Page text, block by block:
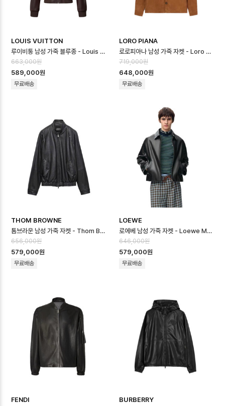
LOUIS VUITTON
루이비통 남성 가죽 블루종 - Louis vuitton Mens Leather Blouso…
663,000원
589,000원
무료배송
LORO PIANA
로로피아나 남성 가죽 자켓 - Loro Piana Mens Leather Jacket - …
719,000원
648,000원
무료배송
THOM BROWNE
톰브라운 남성 가죽 자켓 - Thom Browne Mens Leather Jacket - …
656,000원
579,000원
무료배송
LOEWE
로에베 남성 가죽 자켓 - Loewe Mens Leather Jacket - loc1672…
646,000원
579,000원
무료배송
FENDI
BURBERRY